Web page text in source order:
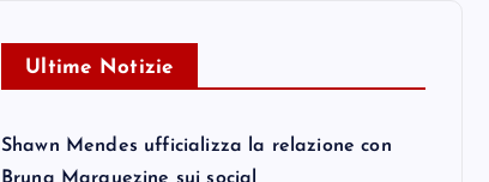
Ultime Notizie
Shawn Mendes ufficializza la relazione con
Bruna Marquezine sui social